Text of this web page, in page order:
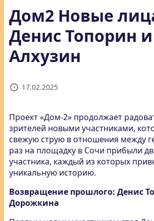
Дом2 Новые
Денис Топорин
Алхузин
17.02.2025
Проект «Дом-2» продолжает
зрителей новыми участниками,
свежую струю в отношения между
раз на площадку в Сочи прибыли
участника, каждый из которых
уникальную историю.
Возвращение прошлого: Денис
Дорожкина